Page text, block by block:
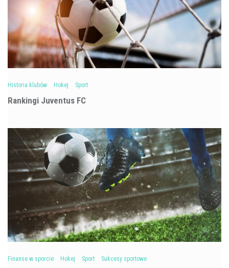
Historia klubów Hokej Sport
Rankingi Juventus FC
Finanse w sporcie Hokej Sport Sukcesy sportowe